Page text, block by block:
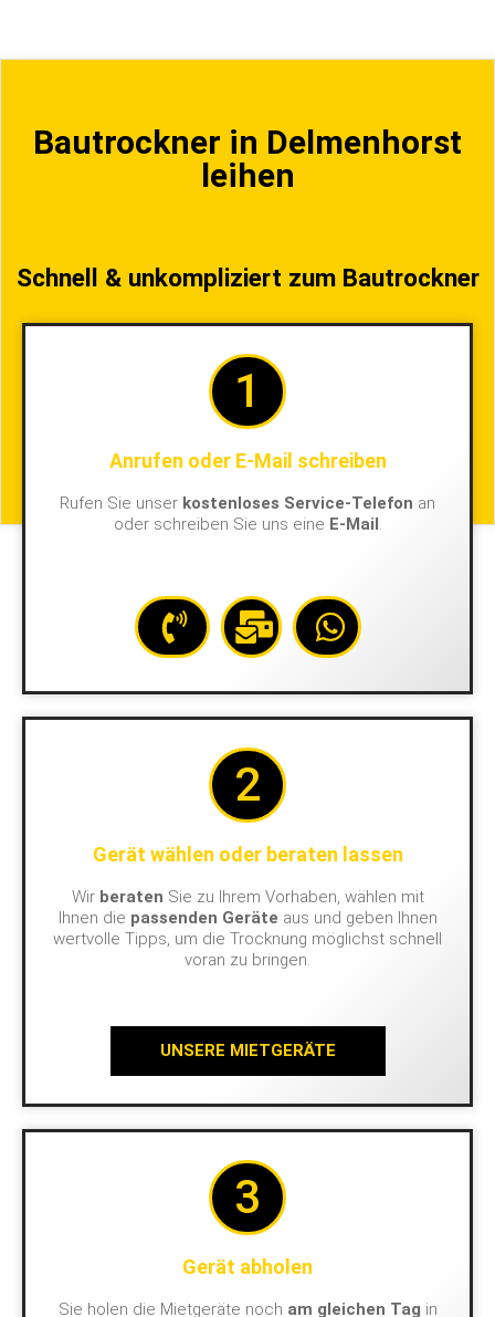
Bautrockner in Delmenhorst
leihen
Schnell & unkompliziert zum Bautrockner
1
Anrufen oder E-Mail schreiben
Rufen Sie unser kostenloses Service-Telefon an
oder schreiben Sie uns eine E-Mail.
2
Gerät wählen oder beraten lassen
Wir beraten Sie zu Ihrem Vorhaben, wählen mit
Ihnen die passenden Geräte aus und geben Ihnen
wertvolle Tipps, um die Trocknung möglichst schnell
voran zu bringen.
UNSERE MIETGERÄTE
3
Gerät abholen
Sie holen die Mietgeräte noch am gleichen Tag in